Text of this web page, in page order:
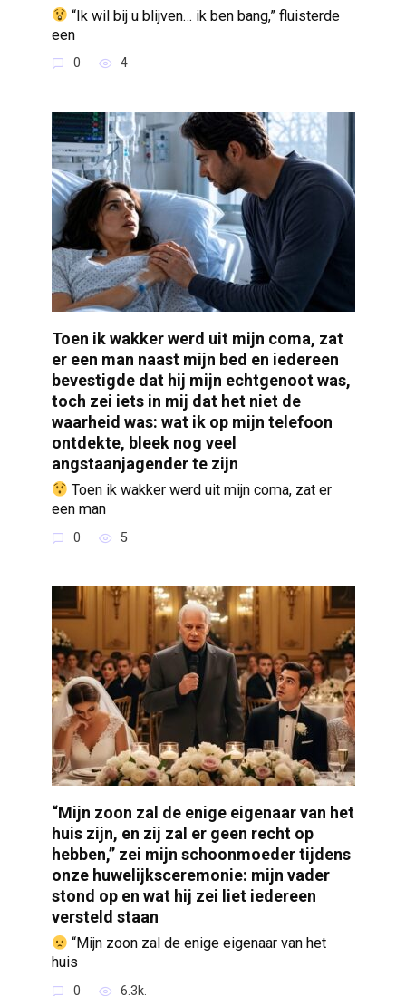
“Ik wil bij u blijven… ik ben bang,” fluisterde
een
0 4
Toen ik wakker werd uit mijn coma, zat
er een man naast mijn bed en iedereen
bevestigde dat hij mijn echtgenoot was,
toch zei iets in mij dat het niet de
waarheid was: wat ik op mijn telefoon
ontdekte, bleek nog veel
angstaanjagender te zijn
Toen ik wakker werd uit mijn coma, zat er
een man
0 5
“Mijn zoon zal de enige eigenaar van het
huis zijn, en zij zal er geen recht op
hebben,” zei mijn schoonmoeder tijdens
onze huwelijksceremonie: mijn vader
stond op en wat hij zei liet iedereen
versteld staan
“Mijn zoon zal de enige eigenaar van het
huis
0 6.3k.